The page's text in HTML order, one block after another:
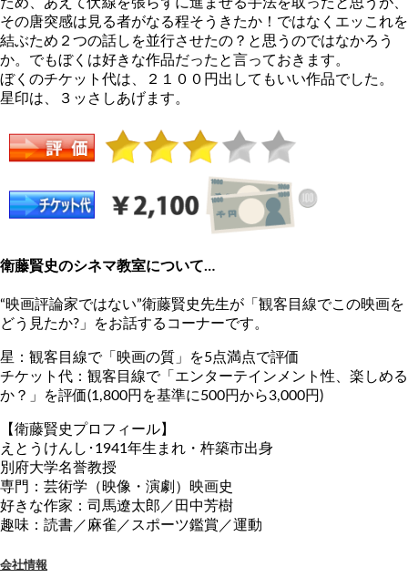
その唐突感は見る者がなる程そうきたか！ではなくエッこれを
結ぶため２つの話しを並行させたの？と思うのではなかろう
か。でもぼくは好きな作品だったと言っておきます。
ぼくのチケット代は、２１００円出してもいい作品でした。
星印は、３ッさしあげます。
衛藤賢史のシネマ教室について…
“映画評論家ではない”衛藤賢史先生が「観客目線でこの映画を
どう見たか?」をお話するコーナーです。
星：観客目線で「映画の質」を5点満点で評価
チケット代：観客目線で「エンターテインメント性、楽しめる
か？」を評価(1,800円を基準に500円から3,000円)
【衛藤賢史プロフィール】
えとうけんし･1941年生まれ・杵築市出身
別府大学名誉教授
専門：芸術学（映像・演劇）映画史
好きな作家：司馬遼太郎／田中芳樹
趣味：読書／麻雀／スポーツ鑑賞／運動
会社情報